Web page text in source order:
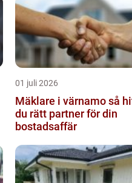
01 juli 2026
Mäklare i värnamo så hittar
du rätt partner för din
bostadsaffär